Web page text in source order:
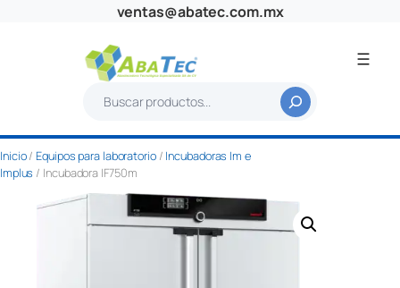
ventas@abatec.com.mx
s
c
a
r
Inicio/Equipos para laboratorio/ Incubadoras Im e
Implus / Incubadora IF750m